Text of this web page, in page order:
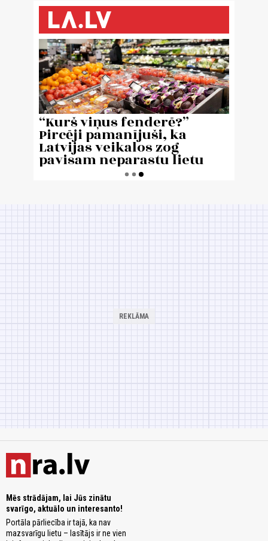
Mēs strādājam, lai Jūs zinātu
svarīgo, aktuālo un interesanto!
Portāla pārliecība ir tajā, ka nav
mazsvarīgu lietu – lasītājs ir ne vien